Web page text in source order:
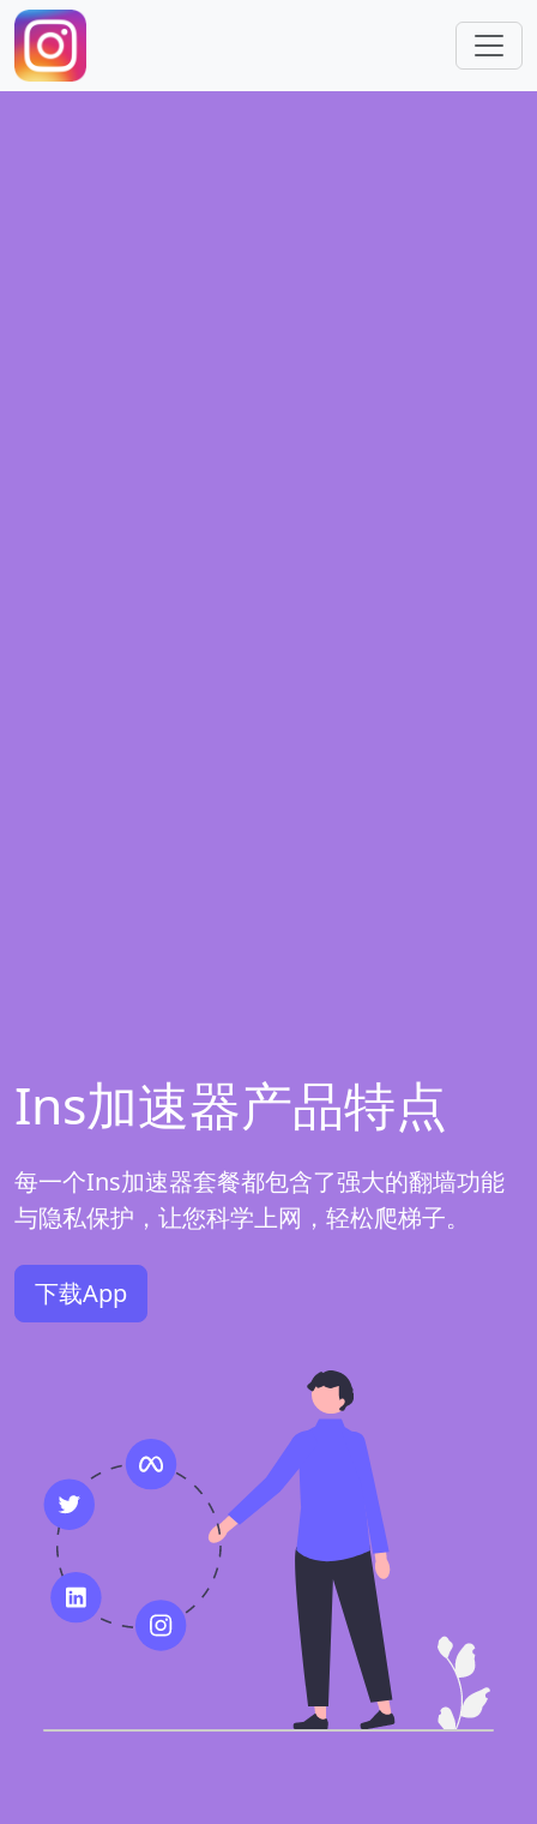
跳转到主要内容
Ins加速器产品特点
每一个Ins加速器套餐都包含了强大的翻墙功能
与隐私保护，让您科学上网，轻松爬梯子。
下载App